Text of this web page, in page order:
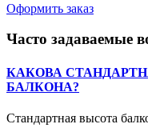
Оформить заказ
Часто задаваемые
КАКОВА
БАЛКОНА?
Стандартная высота